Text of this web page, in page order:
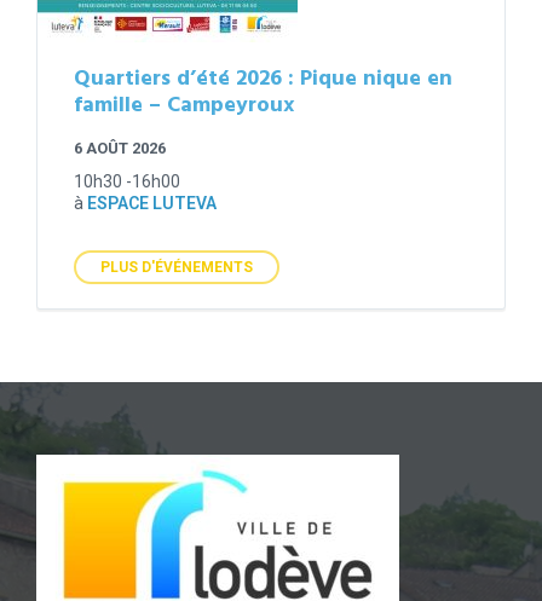
Quartiers d’été 2026 : Pique nique en
famille – Campeyroux
6 AOÛT 2026
10h30 -16h00
à ESPACE LUTEVA
PLUS D'ÉVÉNEMENTS